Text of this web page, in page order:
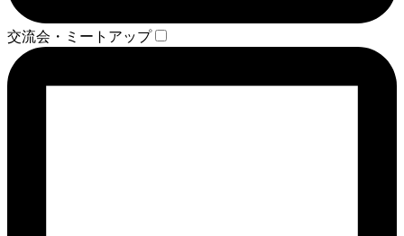
交流会・ミートアップ